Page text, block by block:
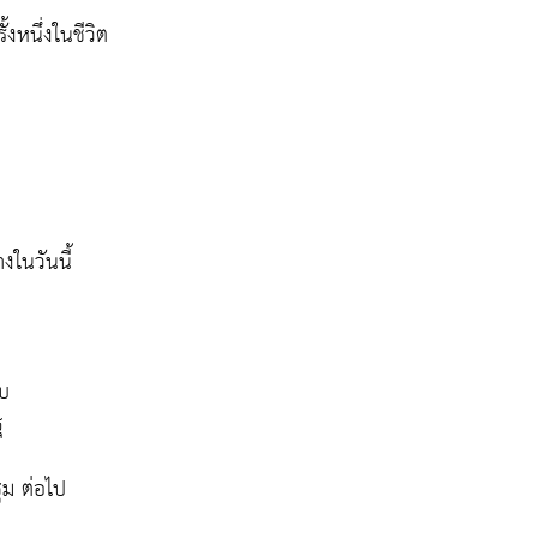
หนึ่งในชีวิต
ในวันนี้
ต่อไป